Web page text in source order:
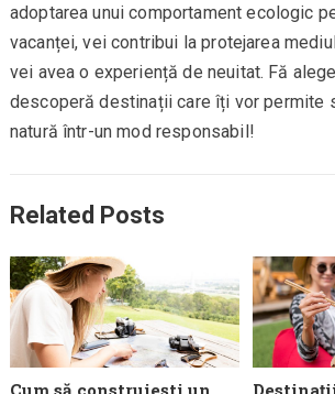
adoptarea unui comportament ecologic
vacanței, vei contribui la protejarea
vei avea o experiență de neuitat. Fă
descoperă destinații care îți vor permite
natură într-un mod responsabil!
Related Posts